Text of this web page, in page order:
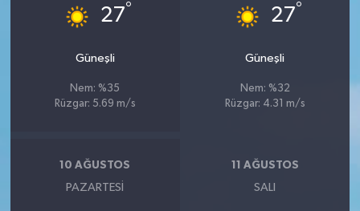
27°
Güneşli
Nem: %35
Rüzgar: 5.69 m/s
27°
Güneşli
Nem: %32
Rüzgar: 4.31 m/s
10 AĞUSTOS
PAZARTESI
11 AĞUSTOS
SALI